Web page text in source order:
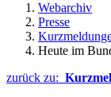
Webarchiv
Presse
Heute im
zurück zu: